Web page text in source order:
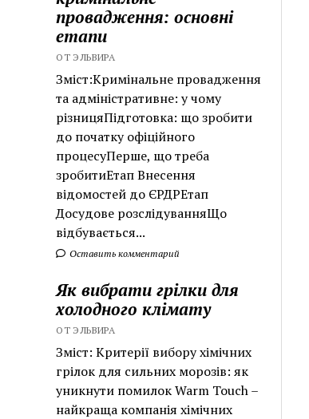
провадження: основні
етапи
ОТ ЭЛЬВИРА
Зміст:Кримінальне провадження
та адміністративне: у чому
різницяПідготовка: що зробити
до початку офіційного
процесуПерше, що треба
зробитиЕтап Внесення
відомостей до ЄРДРЕтап
Досудове розслідуванняЩо
відбувається...
Оставить комментарий
Як вибрати грілки для
холодного клімату
ОТ ЭЛЬВИРА
Зміст: Критерії вибору хімічних
грілок для сильних морозів: як
уникнути помилок Warm Touch –
найкраща компанія хімічних